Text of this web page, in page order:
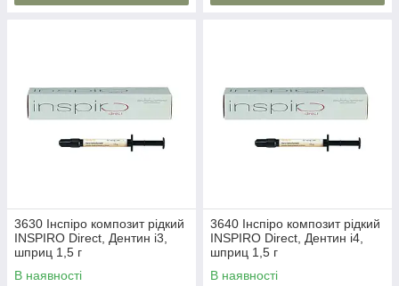
3630 Інспіро композит рідкий
INSPIRO Direct, Дентин i3,
шприц 1,5 г
В наявності
3640 Інспіро композит рідкий
INSPIRO Direct, Дентин i4,
шприц 1,5 г
В наявності